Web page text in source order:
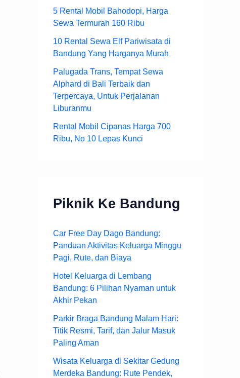
5 Rental Mobil Bahodopi, Harga
Sewa Termurah 160 Ribu
10 Rental Sewa Elf Pariwisata di
Bandung Yang Harganya Murah
Palugada Trans, Tempat Sewa
Alphard di Bali Terbaik dan
Terpercaya, Untuk Perjalanan
Liburanmu
Rental Mobil Cipanas Harga 700
Ribu, No 10 Lepas Kunci
Piknik Ke Bandung
Car Free Day Dago Bandung:
Panduan Aktivitas Keluarga Minggu
Pagi, Rute, dan Biaya
Hotel Keluarga di Lembang
Bandung: 6 Pilihan Nyaman untuk
Akhir Pekan
Parkir Braga Bandung Malam Hari:
Titik Resmi, Tarif, dan Jalur Masuk
Paling Aman
Wisata Keluarga di Sekitar Gedung
Merdeka Bandung: Rute Pendek,